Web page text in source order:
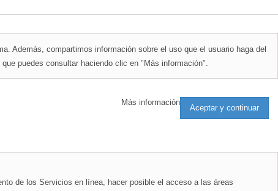
Además, compartimos información sobre el uso que el usuario haga del
puedes consultar haciendo clic en "Más información".
Más información
de los Servicios en línea, hacer posible el acceso a las áreas